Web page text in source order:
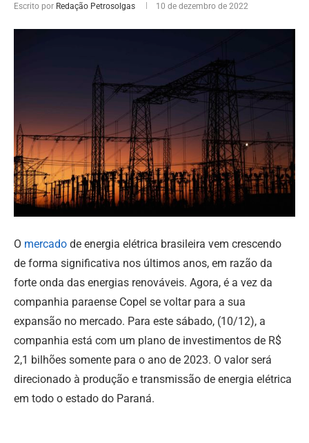
Escrito por Redação Petrosolgas 10 de dezembro de 2022
O mercado de energia elétrica brasileira vem crescendo
de forma significativa nos últimos anos, em razão da
forte onda das energias renováveis. Agora, é a vez da
companhia paraense Copel se voltar para a sua
expansão no mercado. Para este sábado, (10/12), a
companhia está com um plano de investimentos de R$
2,1 bilhões somente para o ano de 2023. O valor será
direcionado à produção e transmissão de energia elétrica
em todo o estado do Paraná.